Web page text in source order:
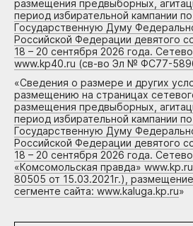
размещения предвыборных,
период избирательной кампании
Государственную Думу
Российской Федерации девятого
18 – 20 сентября 2026 года.
www.kp40.ru (св-во Эл № ФС77-
«Сведения о размере и других
размещению на страницах
размещения предвыборных,
период избирательной кампании
Государственную Думу
Российской Федерации девятого
18 – 20 сентября 2026 года.
«Комсомольская правда»
80505 от 15.03.2021г.),
сегменте сайта: www.kaluga.kp.ru»